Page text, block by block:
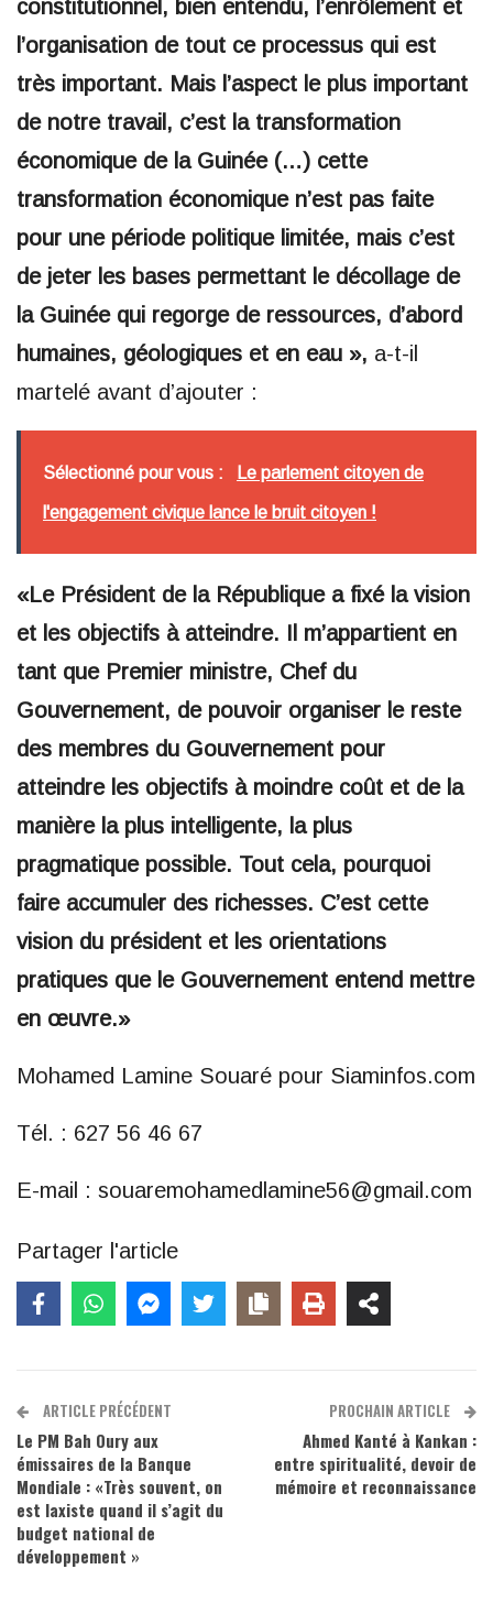
constitutionnel, bien entendu, l’enrôlement et
l’organisation de tout ce processus qui est
très important. Mais l’aspect le plus important
de notre travail, c’est la transformation
économique de la Guinée (…) cette
transformation économique n’est pas faite
pour une période politique limitée, mais c’est
de jeter les bases permettant le décollage de
la Guinée qui regorge de ressources, d’abord
humaines, géologiques et en eau », a-t-il
martelé avant d’ajouter :
Sélectionné pour vous : Le parlement citoyen de
l'engagement civique lance le bruit citoyen !
«Le Président de la République a fixé la vision
et les objectifs à atteindre. Il m’appartient en
tant que Premier ministre, Chef du
Gouvernement, de pouvoir organiser le reste
des membres du Gouvernement pour
atteindre les objectifs à moindre coût et de la
manière la plus intelligente, la plus
pragmatique possible. Tout cela, pourquoi
faire accumuler des richesses. C’est cette
vision du président et les orientations
pratiques que le Gouvernement entend mettre
en œuvre.»
Mohamed Lamine Souaré pour Siaminfos.com
Tél. : 627 56 46 67
E-mail : souaremohamedlamine56@gmail.com
Partager l'article
ARTICLE PRÉCÉDENT
Le PM Bah Oury aux
émissaires de la Banque
Mondiale : «Très souvent, on
est laxiste quand il s’agit du
budget national de
développement »
PROCHAIN ARTICLE
Ahmed Kanté à Kankan :
entre spiritualité, devoir de
mémoire et reconnaissance